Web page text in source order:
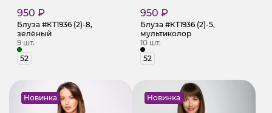
950 ₽
Блуза #КТ1936 (2)-8,
зелёный
9 шт.
52
950 ₽
Блуза #КТ1936 (2)-5,
мультиколор
10 шт.
52
Новинка Новинка